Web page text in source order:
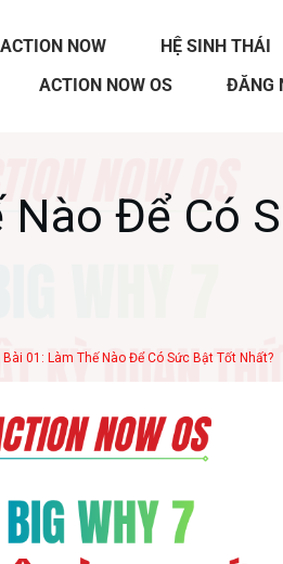
NOW HỆ SINH THÁI
ACTION NOW OS
ĐĂNG
Nào Để Có
Bài 01: Làm Thế Nào Để Có Sức Bật Tốt Nhất?